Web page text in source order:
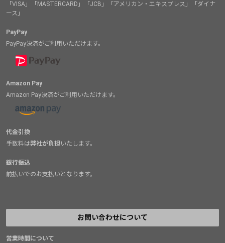
「VISA」「MASTERCARD」「JCB」「アメリカン・エキスプレス」「ダイナ
ース」
PayPay
PayPay決済がご利用いただけます。
Amazon Pay
Amazon Pay決済がご利用いただけます。
代金引換
手数料は弊社が負担いたします。
銀行振込
前払いでのお支払いとなります。
お問い合わせについて
営業時間について